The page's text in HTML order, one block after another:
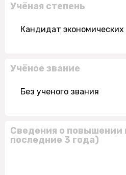
Учёная степень
Кандидат экономических
Учёное звание
Без ученого звания
Сведения о повышении
последние 3 года)